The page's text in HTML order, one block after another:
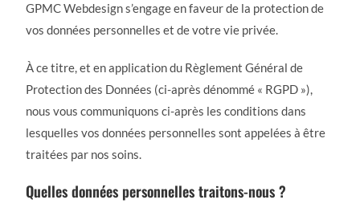
GPMC Webdesign s’engage en faveur de la protection de
vos données personnelles et de votre vie privée.
À ce titre, et en application du Règlement Général de
Protection des Données (ci-après dénommé « RGPD »),
nous vous communiquons ci-après les conditions dans
lesquelles vos données personnelles sont appelées à être
traitées par nos soins.
Quelles données personnelles traitons-nous ?